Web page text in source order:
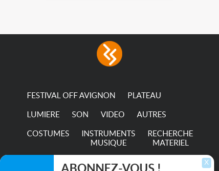
consumption The
permanence of a 50,000-
FESTIVAL OFF AVIGNON PLATEAU
LUMIERE SON VIDEO AUTRES
COSTUMES
INSTRUMENTS
MUSIQUE
RECHERCHE
MATERIEL
TRANSPORTS X